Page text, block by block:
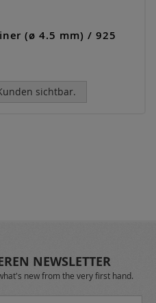
(ø 4.5 mm) / 925
sichtbar.
NEWSLETTER
new from the very first hand.